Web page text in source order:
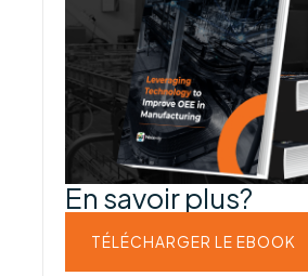
En savoir plus?
TÉLÉCHARGER LE EBOOK